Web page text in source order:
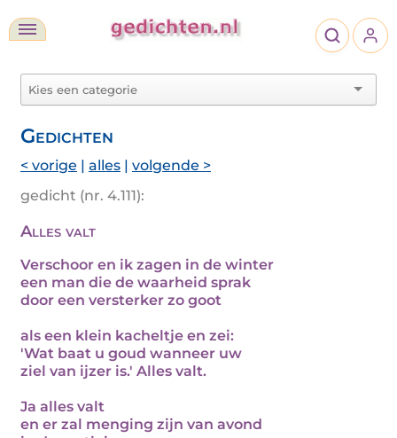
Gedichten
< vorige | alles | volgende >
gedicht (nr. 4.111):
Alles valt
Verschoor en ik zagen in de winter
een man die de waarheid sprak
door een versterker zo goot
als een klein kacheltje en zei:
'Wat baat u goud wanneer uw
ziel van ijzer is.' Alles valt.
Ja alles valt
en er zal menging zijn van avond